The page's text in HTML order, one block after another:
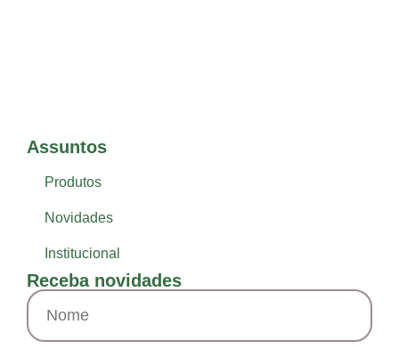
Assuntos
Produtos
Novidades
Institucional
Receba novidades